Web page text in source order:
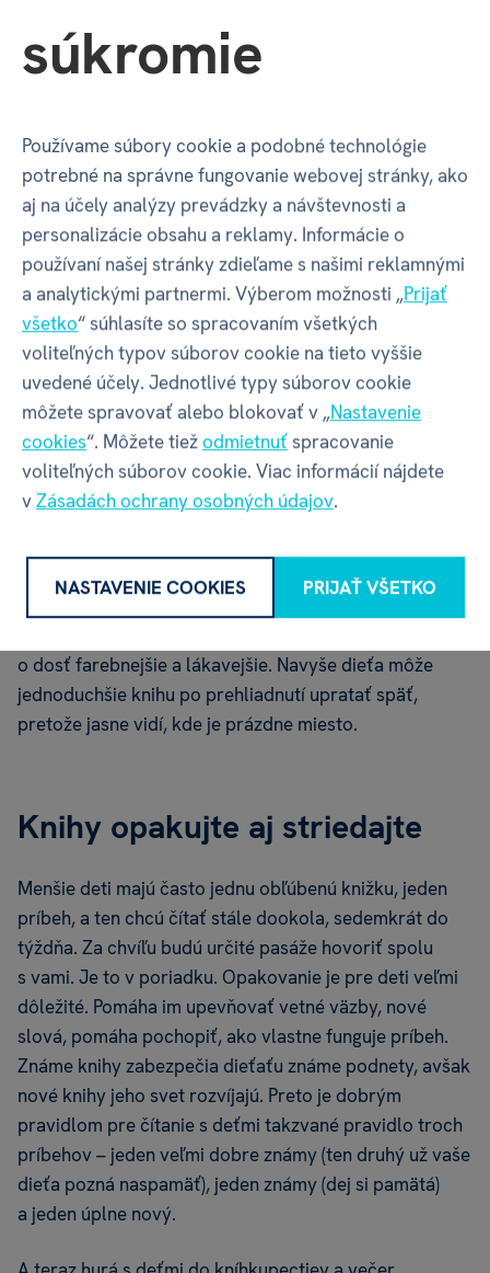
Nechajte deti pri čítaní robiť,
čo potrebujú
Pri čítaní vás deti neustále prerušujú, či už doplňujúcimi
otázkami, alebo niečím s príbehom vôbec
nesúvisiacim? Uprostred čítania si odbehnú alebo sa
začnú hrať s najbližšou hračkou? Všetko je to
v poriadku. Čítanie v nich na rozdiel od statického
pozerania na televíziu vzbudzuje potrebu interakcií.
Tak sa obrňte trpezlivosťou a nechajte deti v priebehu
čítania sa hýbať.
Majte knihy na očiach
Ako máte doma knižky upratané? Zoradené na poličke
s titulmi? Zaobstarajte si frontálnu knižnicu, ktorá sa
o dosť farebnejšie a lákavejšie. Navyše dieťa môže
jednoduchšie knihu po prehliadnutí upratať späť,
pretože jasne vidí, kde je prázdne miesto.
Knihy opakujte aj striedajte
Menšie deti majú často jednu obľúbenú knižku, jeden
príbeh, a ten chcú čítať stále dookola, sedemkrát do
týždňa. Za chvíľu budú určité pasáže hovoriť spolu
s vami. Je to v poriadku. Opakovanie je pre deti veľmi
dôležité. Pomáha im upevňovať vetné väzby, nové
slová, pomáha pochopiť, ako vlastne funguje príbeh.
Známe knihy zabezpečia dieťaťu známe podnety, avšak
nové knihy jeho svet rozvíjajú. Preto je dobrým
pravidlom pre čítanie s deťmi takzvané pravidlo troch
príbehov – jeden veľmi dobre známy (ten druhý už vaše
dieťa pozná naspamäť), jeden známy (dej si pamätá)
a jeden úplne nový.
súkromie
Používame súbory cookie a podobné technológie
potrebné na správne fungovanie webovej stránky, ako
aj na účely analýzy prevádzky a návštevnosti a
personalizácie obsahu a reklamy. Informácie o
používaní našej stránky zdieľame s našimi reklamnými
a analytickými partnermi. Výberom možnosti „Prijať
všetko“ súhlasíte so spracovaním všetkých
voliteľných typov súborov cookie na tieto vyššie
uvedené účely. Jednotlivé typy súborov cookie
môžete spravovať alebo blokovať v „Nastavenie
cookies“. Môžete tiežodmietnuťspracovanie
voliteľných súborov cookie. Viac informácií nájdete
vZásadách ochrany osobných údajov.
NASTAVENIE COOKIES PRIJAŤ VŠETKO